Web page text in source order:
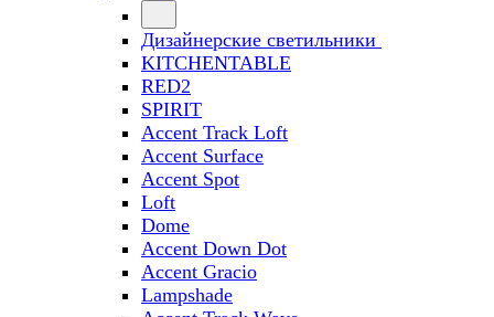
Дизайнерские светильники
KITCHENTABLE
RED2
SPIRIT
Accent Track Loft
Accent Surface
Accent Spot
Loft
Dome
Accent Down Dot
Accent Gracio
Lampshade